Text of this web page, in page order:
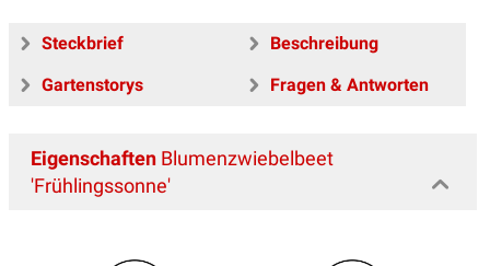
Steckbrief
Beschreibung
Gartenstorys
Fragen & Antworten
Eigenschaften Blumenzwiebelbeet
'Frühlingssonne'